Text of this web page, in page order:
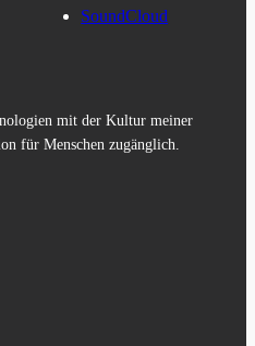
SoundCloud
mit der Kultur meiner
für Menschen zugänglich.